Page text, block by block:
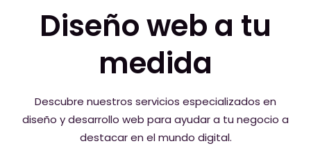
Diseño web a tu
medida
Descubre nuestros servicios especializados en
diseño y desarrollo web para ayudar a tu negocio a
destacar en el mundo digital.